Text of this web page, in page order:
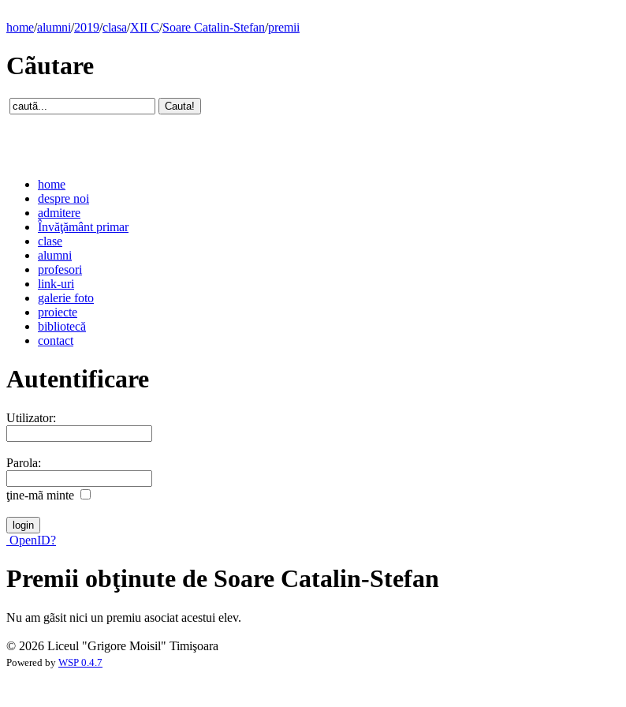
home/alumni/2019/clasa/XII C/Soare Catalin-Stefan/premii
Cãutare
home
despre noi
admitere
Învăţământ primar
clase
alumni
profesori
link-uri
galerie foto
proiecte
bibliotecă
contact
Autentificare
Utilizator:
Parola:
ţine-mã minte
OpenID?
Premii obţinute de Soare Catalin-Stefan
Nu am gãsit nici un premiu asociat acestui elev.
© 2026 Liceul "Grigore Moisil" Timişoara
Powered by WSP 0.4.7